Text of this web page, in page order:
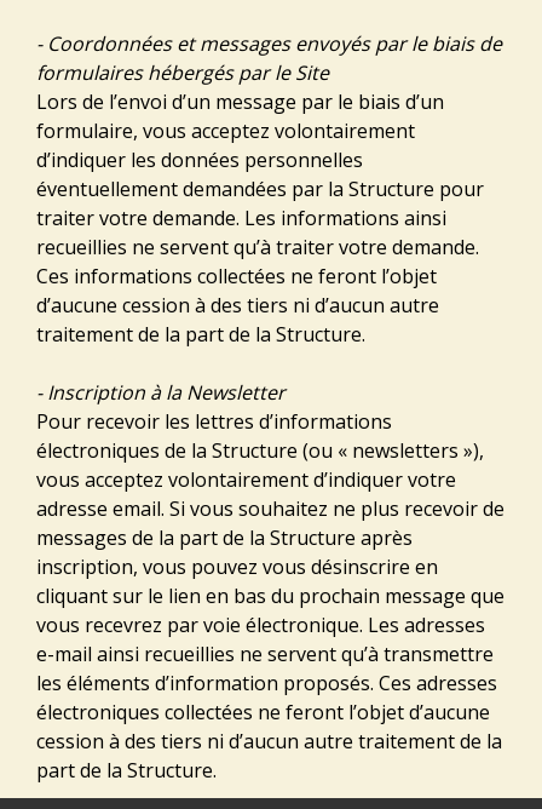
- Coordonnées et messages envoyés par le biais de
formulaires hébergés par le Site
Lors de l’envoi d’un message par le biais d’un
formulaire, vous acceptez volontairement
d’indiquer les données personnelles
éventuellement demandées par la Structure pour
traiter votre demande. Les informations ainsi
recueillies ne servent qu’à traiter votre demande.
Ces informations collectées ne feront l’objet
d’aucune cession à des tiers ni d’aucun autre
traitement de la part de la Structure.
- Inscription à la Newsletter
Pour recevoir les lettres d’informations
électroniques de la Structure (ou « newsletters »),
vous acceptez volontairement d’indiquer votre
adresse email. Si vous souhaitez ne plus recevoir de
messages de la part de la Structure après
inscription, vous pouvez vous désinscrire en
cliquant sur le lien en bas du prochain message que
vous recevrez par voie électronique. Les adresses
e-mail ainsi recueillies ne servent qu’à transmettre
les éléments d’information proposés. Ces adresses
électroniques collectées ne feront l’objet d’aucune
cession à des tiers ni d’aucun autre traitement de la
part de la Structure.